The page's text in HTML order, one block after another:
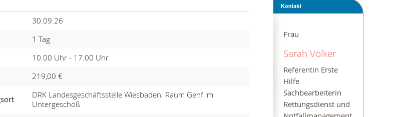
Frau
Sarah Völker
Referentin Erste
Hilfe
Sachbearbeiterin
Rettungsdienst und
30.09.26
1 Tag
10.00 Uhr - 17.00 Uhr
219,00 €
DRK Landesgeschäftsstelle Wiesbaden; Raum Genf im
Untergeschoß